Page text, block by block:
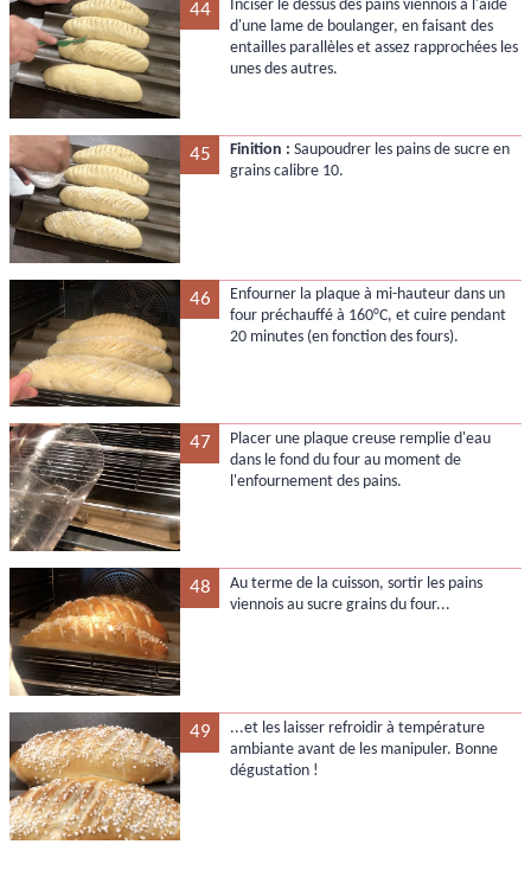
44
Inciser le dessus des pains viennois à l'aide
d'une lame de boulanger, en faisant des
entailles parallèles et assez rapprochées les
unes des autres.
45 Finition : Saupoudrer les pains de sucre en
grains calibre 10.
46
Enfourner la plaque à mi-hauteur dans un
four préchauffé à 160°C, et cuire pendant
20 minutes (en fonction des fours).
47
Placer une plaque creuse remplie d'eau
dans le fond du four au moment de
l'enfournement des pains.
48
Au terme de la cuisson, sortir les pains
viennois au sucre grains du four...
49
...et les laisser refroidir à température
ambiante avant de les manipuler. Bonne
dégustation !